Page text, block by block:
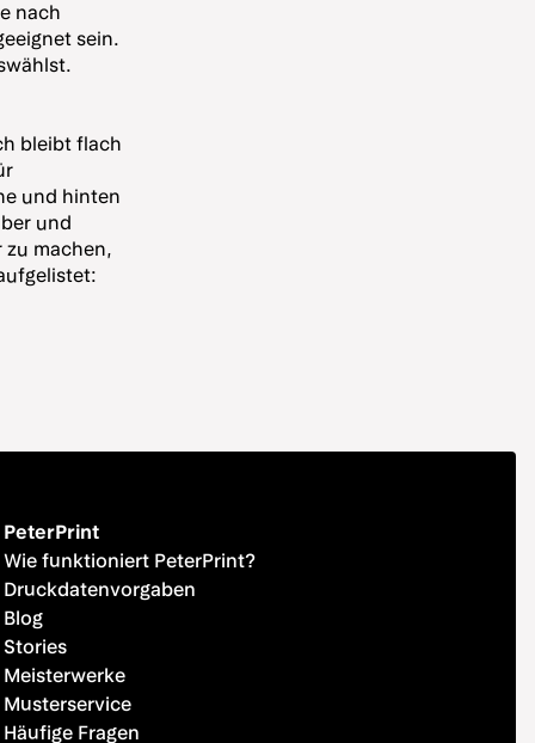
nach
sein.
bleibt flach
und hinten
und
zu machen,
PeterPrint
Wie funktioniert PeterPrint?
Druckdatenvorgaben
Blog
Stories
Meisterwerke
Musterservice
Häufige Fragen